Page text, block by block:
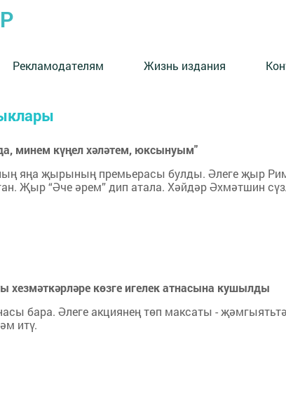
Рекламодателям Жизнь издания
минем күңел хәләтем, юксынуым"
яңа җырының премьерасы булды. Әлеге җыр
Җыр “Әче әрем” дип атала. Хәйдәр Әхмәтшин
көзге игелек атнасына кушылды
бара. Әлеге акциянең төп максаты -
итү.